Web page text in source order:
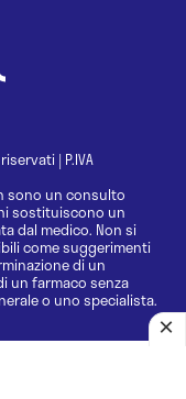
| P.IVA
sono un consulto
sostituiscono un
dal medico. Non si
come suggerimenti
di un
un farmaco senza
o uno specialista.